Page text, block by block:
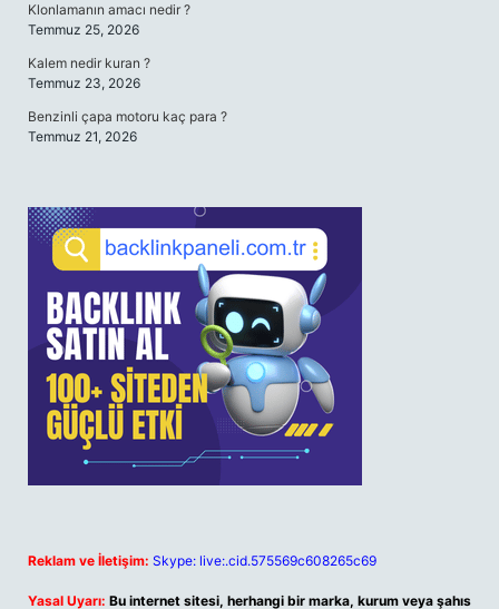
Klonlamanın amacı nedir ?
Temmuz 25, 2026
Kalem nedir kuran ?
Temmuz 23, 2026
Benzinli çapa motoru kaç para ?
Temmuz 21, 2026
Reklam ve İletişim: Skype: live:.cid.575569c608265c69
Yasal Uyarı: Bu internet sitesi, herhangi bir marka, kurum veya şahıs